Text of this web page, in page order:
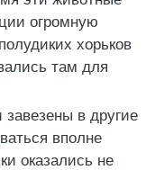
огромную
хорьков
там для
в другие
вполне
оказались не